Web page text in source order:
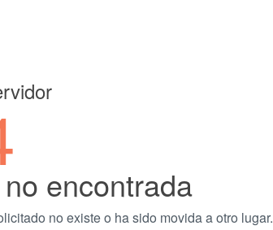
encontrada
no existe o ha sido movida a otro lugar.